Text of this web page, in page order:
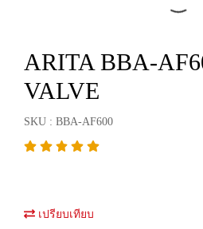
ARITA BBA-
VALVE
SKU : BBA-AF600
เปรียบเทียบ